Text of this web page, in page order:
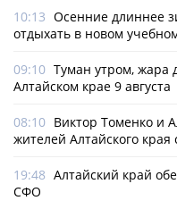
10:13 Осенние длиннее
отдыхать в новом
09:10 Туман утром, жара
Алтайском крае 9 августа
08:10 Виктор Томенко и
жителей Алтайского
19:48 Алтайский край
СФО